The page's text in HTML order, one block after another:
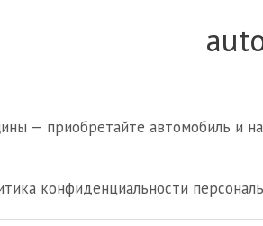
— приобретайте автомобиль и
конфиденциальности